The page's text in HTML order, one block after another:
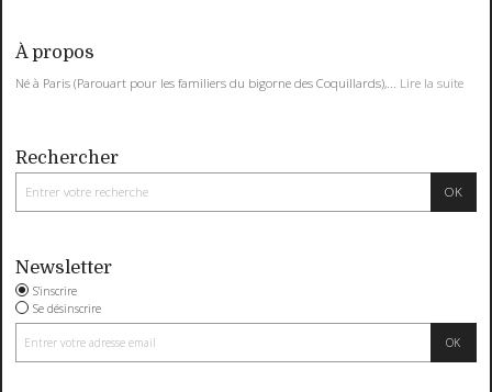
À propos
Né à Paris (Parouart pour les familiers du bigorne des Coquillards),... Lire la suite
Rechercher
Newsletter
S'inscrire
Se désinscrire